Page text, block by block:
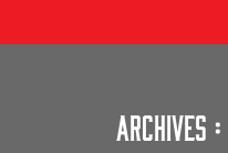
ARCHIVES :